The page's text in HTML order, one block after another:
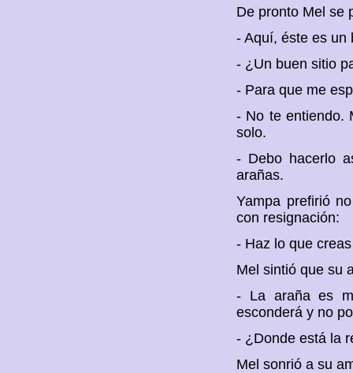
De pronto Mel se
- Aquí, éste es un
- ¿Un buen sitio
- Para que me
- No te entiendo.
solo.
- Debo hacerlo
arañas.
Yampa prefirió
con resignación:
- Haz lo que
Mel sintió que su
- La araña es
esconderá y no
- ¿Donde está la
Mel sonrió a su